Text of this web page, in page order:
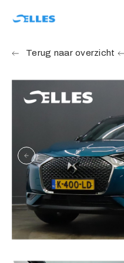
Home
Autoverhuur
Werkplaats
Over ons
Verkocht
Vacatures
Contact
Terug naar overzicht